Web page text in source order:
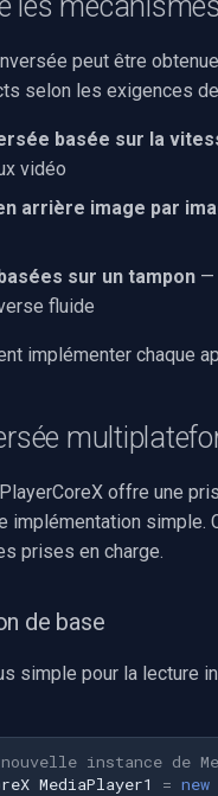
peut être
selon les exigences
basée sur la
vidéo
arrière image par
sur un tampon —
fluide
implémenter chaque
offre une
implémentation simple.
prises en charge.
de base
simple pour la lecture
instance de
MediaPlayer1 = new